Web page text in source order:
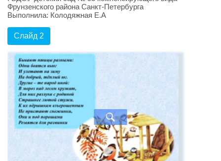
Фрунзенского района Санкт-Петербурга
Выполнила: Колодяжная Е.А
Слайд 2